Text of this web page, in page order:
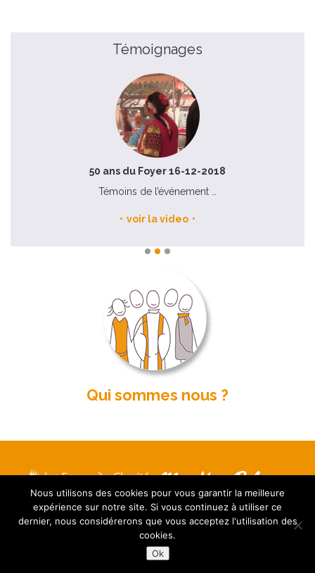
Témoignages
50 ans du Foyer 16-12-2018
Témoins de l’événement …
voir la video
Qui sommes nous ?
Mentions légales
Contact
Plan du site
FAQ
Nous utilisons des cookies pour vous garantir la meilleure
expérience sur notre site. Si vous continuez à utiliser ce
dernier, nous considérerons que vous acceptez l'utilisation des
cookies.
Ok